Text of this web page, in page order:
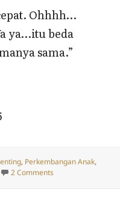
Ohhhh…
ya…itu beda
sama.”
, Perkembangan Anak,
2 Commentson Busa